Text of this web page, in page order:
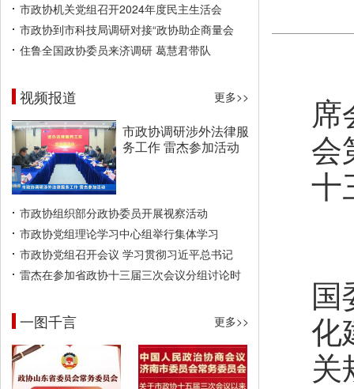
市政协机关党组召开2024年度民主生活会
市政协到市科技局调研对接“政协助企商量会
住鲁全国政协委员来济调研 葛慧君带队
视频报道 更多>>
市政协调研涉外法律服
务工作 雷杰参加活动
市政协组织部分政协委员开展视察活动
市政协党组理论学习中心组举行集体学习
市政协党组召开会议 学习贯彻习近平总书记
雷杰在参加省政协十三届三次会议分组讨论时
一图千言 更多>>
席
会
十
国
化
关